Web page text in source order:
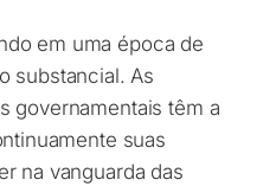
em uma época de
substancial. As
governamentais têm a
suas
na vanguarda das